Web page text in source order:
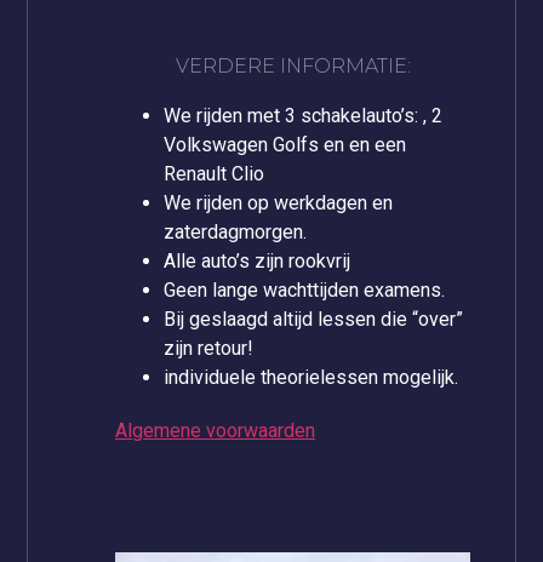
VERDERE INFORMATIE:
We rijden met 3 schakelauto’s: , 2
Volkswagen Golfs en en een
Renault Clio
We rijden op werkdagen en
zaterdagmorgen.
Alle auto’s zijn rookvrij
Geen lange wachttijden examens.
Bij geslaagd altijd lessen die “over”
zijn retour!
individuele theorielessen mogelijk.
Algemene voorwaarden